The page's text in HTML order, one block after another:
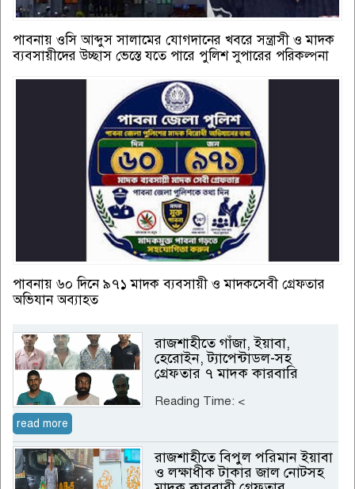
পাবনায় ওসি আব্দুস সালামের যোগদানের খবরে সন্ত্রাসী ও মাদক
ব্যবসায়ীদের উচ্ছাস ভেস্তে যতে পারে পুলিশ সুপারের পরিকল্পনা
পাবনায় ৬০ দিনে ৯৭১ মাদক ব্যবসায়ী ও মাদকসেবী গ্রেফতার
অভিযান অব্যাহত
রাজশাহীতে গাঁজা, ইয়াবা,
হেরোইন, ট্যাপেন্টাডল-সহ
গ্রেফতার ৭ মাদক কারবারি
Reading Time: <
read more
রাজশাহীতে বিপুল পরিমান ইয়াবা
ও লক্ষাধীক টাকার জাল নোটসহ